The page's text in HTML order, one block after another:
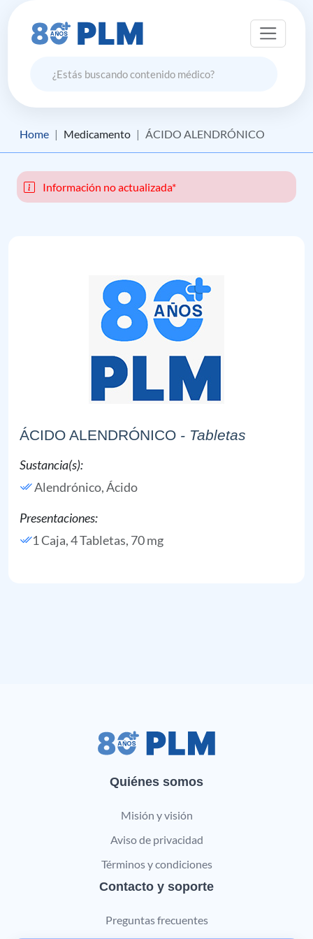
Home Medicamento ÁCIDO ALENDRÓNICO
Información no actualizada*
ÁCIDO ALENDRÓNICO - Tabletas
Sustancia(s):
Alendrónico, Ácido
Presentaciones:
1 Caja, 4 Tabletas, 70 mg
Quiénes somos
Misión y visión
Aviso de privacidad
Términos y condiciones
Contacto y soporte
Preguntas frecuentes